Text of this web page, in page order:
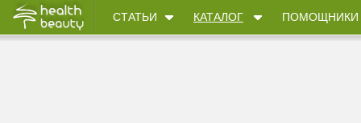
СТАТЬИ КАТАЛОГ ПОМОЩНИКИ